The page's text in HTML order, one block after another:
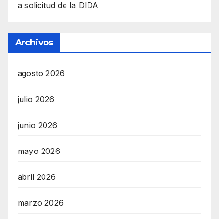
a solicitud de la DIDA
Archivos
agosto 2026
julio 2026
junio 2026
mayo 2026
abril 2026
marzo 2026